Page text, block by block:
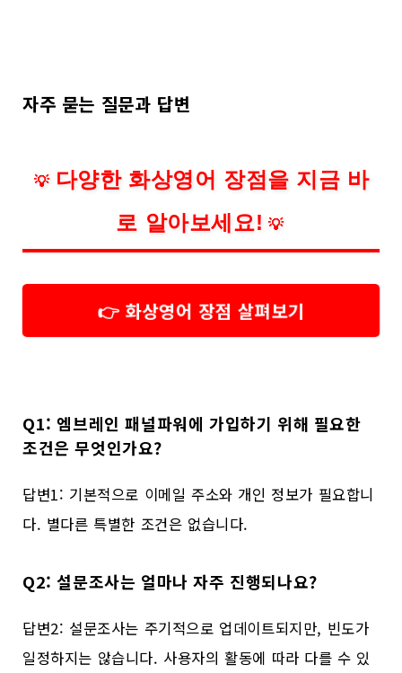
자주 묻는 질문과 답변
💡 다양한 화상영어 장점을 지금 바
로 알아보세요! 💡
👉 화상영어 장점 살펴보기
Q1: 엠브레인 패널파워에 가입하기 위해 필요한
조건은 무엇인가요?
답변1: 기본적으로 이메일 주소와 개인 정보가 필요합니
다. 별다른 특별한 조건은 없습니다.
Q2: 설문조사는 얼마나 자주 진행되나요?
답변2: 설문조사는 주기적으로 업데이트되지만, 빈도가
일정하지는 않습니다. 사용자의 활동에 따라 다를 수 있